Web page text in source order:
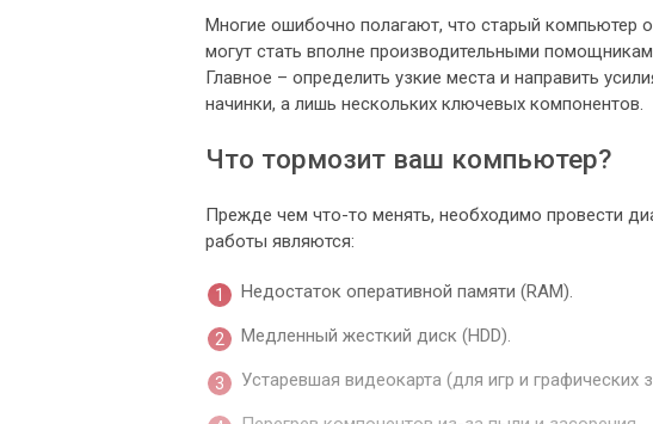
Многие ошибочно полагают, что старый компьютер
могут стать вполне производительными
Главное – определить узкие места и направить
начинки, а лишь нескольких ключевых компонентов.
Что тормозит ваш компьютер?
Прежде чем что-то менять, необходимо провести
работы являются:
Недостаток оперативной памяти (RAM).
Медленный жесткий диск (HDD).
Устаревшая видеокарта (для игр и графических